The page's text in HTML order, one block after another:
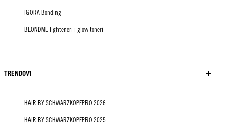
IGORA Bonding
BLONDME lighteneri i glow toneri
TRENDOVI
HAIR BY SCHWARZKOPFPRO 2026
HAIR BY SCHWARZKOPFPRO 2025